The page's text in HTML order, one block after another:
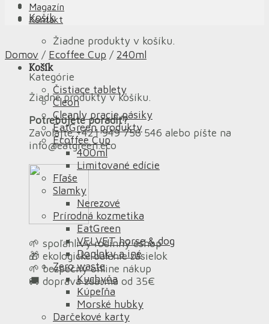
Košík
Žiadne produkty v košíku.
Košík
Žiadne produkty v košíku.
Potrebujete poradiť?
Zavolajte +421 949 756 546 alebo píšte na
info@eatgreen.eco
🌱 spoľahlivý rodinný eshop
🎁 ekologické balenie zásielok
🌱 bezpečný online nákup
🚚 doprava zdarma od 35€
Magazín
Kontakt
Domov / Ecoffee Cup / 240ml
Kategórie
Čistiace tablety
Cleon
Cleanly pracie pásiky
EatGreen produkty
Ecoffee Cup
400ml
Limitované edície
Fľaše
Slamky
Nerezové
Prírodná kozmetika
EatGreen
VELVET horse & dog
Doplnky a iné
Zero waste
Kuchyňa
Kúpeľňa
Morské hubky
Darčekové karty